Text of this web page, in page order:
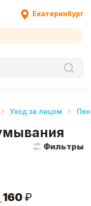
Екатеринбург
Уход за лицом
Фильтры
160 ₽